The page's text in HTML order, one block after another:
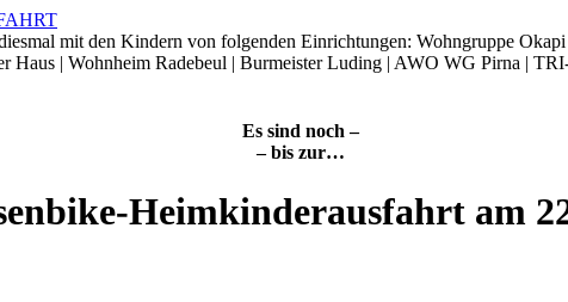
mit den Kindern von folgenden Einrichtungen: Wohngruppe
Haus | Wohnheim Radebeul | Burmeister Luding | AWO WG Pirna |
Es sind noch –
– bis zur…
Heimkinderausfahrt am